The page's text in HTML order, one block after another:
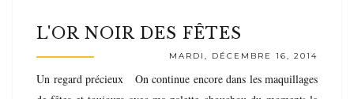
L'OR NOIR DES FÊTES
MARDI, DÉCEMBRE 16, 2014
Un regard précieux On continue encore dans les maquillages